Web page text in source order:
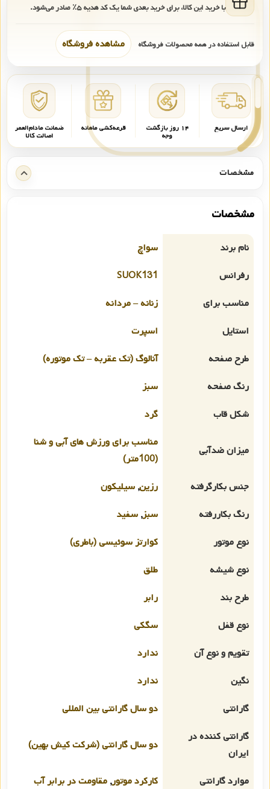
با خرید این کالا، برای خرید بعدی شما یک کد هدیه۵٪ صادر می‌شود.
قابل استفاده در همه محصولات فروشگاه مشاهده فروشگاه
ارسال سریع ۱۴ روز بازگشت
وجه
قرعه‌کشی ماهانه ضمانت مادام‌العمر
اصالت کالا
مشخصات
مشخصات
نام برند
سواچ
رفرانس
SUOK131
مناسب برای
زنانه – مردانه
استایل
اسپرت
طرح صفحه
آنالوگ (تک عقربه – تک موتوره)
رنگ صفحه
سبز
شکل قاب
گرد
میزان ضدآبی
مناسب برای ورزش های آبی و شنا
(100متر)
جنس بکارگرفته
رزین, سیلیکون
رنگ بکاررفته
سبز, سفید
نوع موتور
کوارتز سوئیسی (باطری)
نوع شیشه
طلق
طرح بند
رابر
نوع قفل
سگکی
تقویم و نوع آن
ندارد
نگین
ندارد
گارانتی
دو سال گارانتی بین المللی
گارانتی کننده در
ایران
دو سال گارانتی (شرکت کیش بهین)
موارد گارانتی کارکرد موتور, مقاومت در برابر آب